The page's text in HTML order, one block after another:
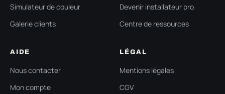
Simulateur de couleur
Galerie clients
Devenir installateur pro
Centre de ressources
AIDE
Nous contacter
Mon compte
LÉGAL
Mentions légales
CGV